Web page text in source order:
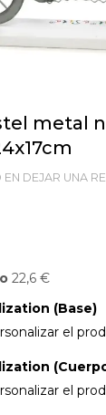
metal
DEJAR UNA
22,6 €
(Base)
el
el